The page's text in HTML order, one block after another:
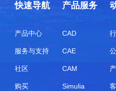
快速导航
产品中心
服务与支持
社区
购买
产品服务
CAD
CAE
CAM
Simulia